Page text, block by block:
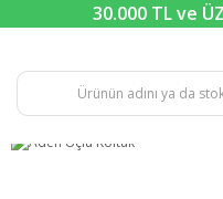
30.000 TL ve